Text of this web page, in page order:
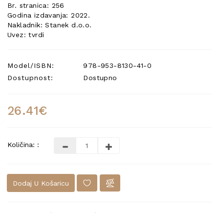
Br. stranica: 256
Godina izdavanja: 2022.
Nakladnik: Stanek d.o.o.
Uvez: tvrdi
Model/ISBN:
978-953-8130-41-0
Dostupnost:
Dostupno
26.41€
Količina: :
Dodaj U Košaricu